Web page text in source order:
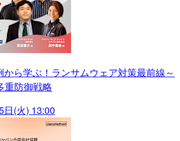
から学ぶ！ランサムウェア対策最前線～
重防御戦略
(火) 13:00